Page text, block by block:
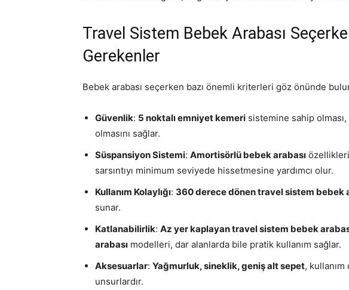
Travel Sistem Bebek Arabası
Gerekenler
Bebek arabası seçerken bazı önemli kriterleri göz önünde
Güvenlik: 5 noktalı emniyet kemeri sistemine sahip
olmasını sağlar.
Süspansiyon Sistemi: Amortisörlü bebek arabası
sarsıntıyı minimum seviyede hissetmesine yardımcı olur.
Kullanım Kolaylığı: 360 derece dönen travel sistem bebek
sunar.
Katlanabilirlik: Az yer kaplayan travel sistem bebek
arabası modelleri, dar alanlarda bile pratik kullanım sağlar.
Aksesuarlar: Yağmurluk, sineklik, geniş alt sepet,
unsurlardır.